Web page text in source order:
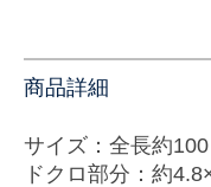
商品詳細
サイズ：全長約
ドクロ部分：約